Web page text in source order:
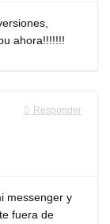
ahora!!!!!!!
Responder
messenger y
fuera de